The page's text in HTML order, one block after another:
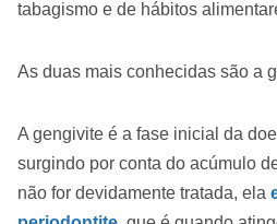
tabagismo e de hábitos
As duas mais conhecidas são a
A gengivite é a fase inicial da
surgindo por conta do acúmulo
não for devidamente tratada, ela